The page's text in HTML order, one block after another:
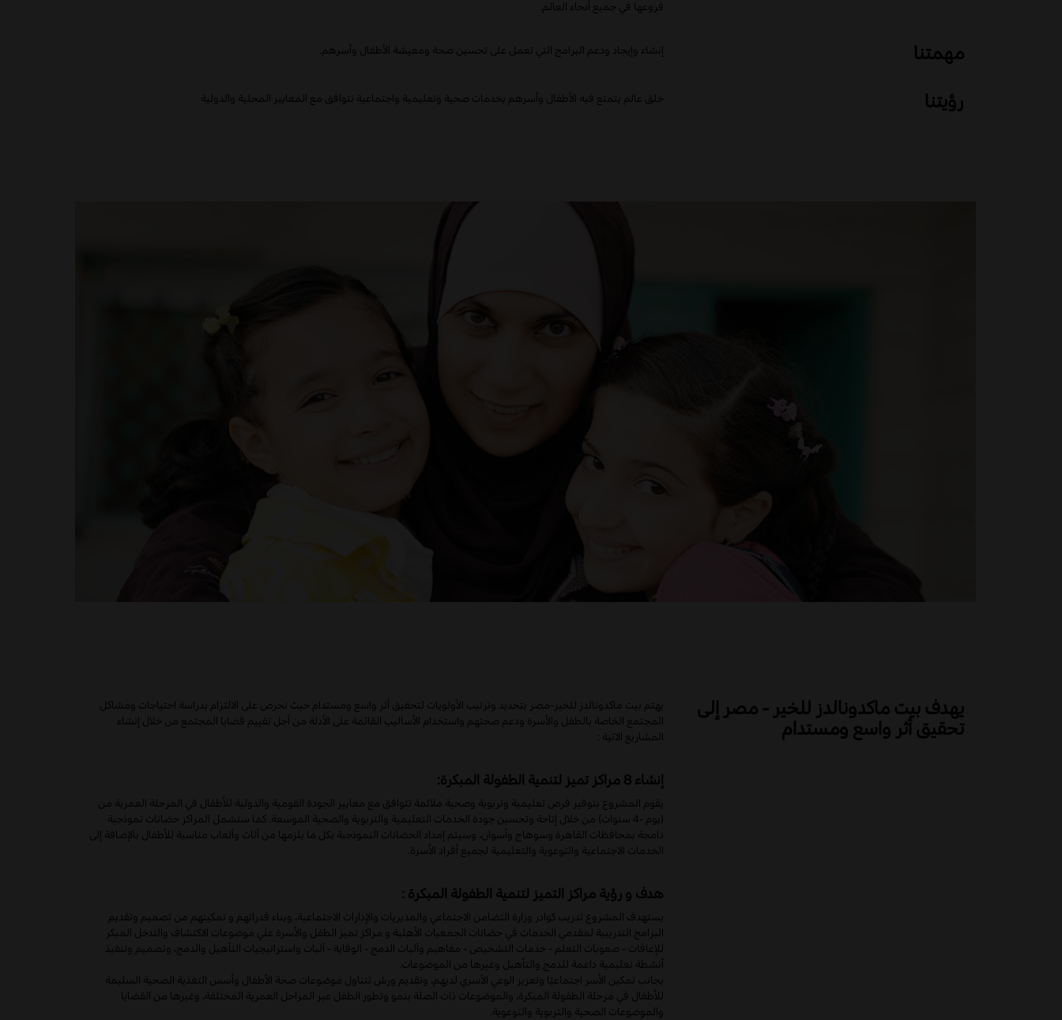
فروعها في جميع أنحاء العالم
مهمتنا إنشاء وإيجاد ودعم البرامج التي تعمل على تحسين صحة ومعيشة الأطفال وأسرهم
رؤيتنا خلق عالم يتمتع فيه الأطفال وأسرهم بخدمات صحية وتعليمية واجتماعية تتوافق مع المعايير المحلية والدولية
يهدف بيت ماكدونالدز للخير - مصر إلى
تحقيق أثر واسع ومستدام
يهتم بيت ماكدونالدز للخير-مصر بتحديد وترتيب الأولويات لتحقيق أثر واسع ومستدام حيث نحرص على الالتزام بدراسة احتياجات ومشاكل
المجتمع الخاصة بالطفل والأسرة ودعم صحتهم واستخدام الأساليب القائمة على الأدلة من أجل تقييم قضايا المجتمع من خلال إنشاء
المشاريع الاتية :
إنشاء 8 مراكز تميز لتنمية الطفولة المبكرة:
يقوم المشروع بتوفير فرص تعليمية وتربوية وصحية ملائمة تتوافق مع معايير الجودة القومية والدولية للأطفال في المرحلة العمرية من
(يوم -4 سنوات) من خلال إتاحة وتحسين جودة الخدمات التعليمية والتربوية والصحية الموسعة. كما ستشمل المراكز حضانات نموذجية
دامجة بمحافظات القاهرة وسوهاج وأسوان، وسيتم إمداد الحضانات النموذجية بكل ما يلزمها من أثاث وألعاب مناسبة للأطفال بالإضافة إلى
الخدمات الاجتماعية والتوعوية والتعليمية لجميع أفراد الأسرة.
هدف و رؤية مراكز التميز لتنمية الطفولة المبكرة :
يستهدف المشروع تدريب كوادر وزارة التضامن الاجتماعي والمديريات والإدارات الاجتماعية، وبناء قدراتهم و تمكينهم من تصميم وتقديم
البرامج التدريبية لمقدمي الخدمات في حضانات الجمعيات الأهلية و مراكز تميز الطفل والأسرة علي موضوعات الاكتشاف والتدخل المبكر
للإعاقات - صعوبات التعلم - خدمات التشخيص - مفاهيم وآليات الدمج - الوقاية - آليات واستراتيجيات التأهيل والدمج، وتصميم وتنفيذ
أنشطة تعليمية داعمة للدمج والتأهيل وغيرها من الموضوعات.
بجانب تمكين الأسر اجتماعيًا وتعزيز الوعي الأسري لديهم، وتقديم ورش تتناول موضوعات صحة الأطفال وأسس التغذية الصحية السليمة
للأطفال في مرحلة الطفولة المبكرة، والموضوعات ذات الصلة بنمو وتطور الطفل عبر المراحل العمرية المختلفة، وغيرها من القضايا
والموضوعات الصحية والتربوية والتوعوية.